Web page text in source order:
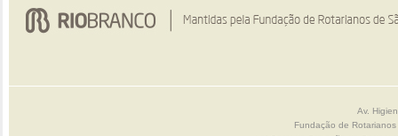
Av.
Fundação de